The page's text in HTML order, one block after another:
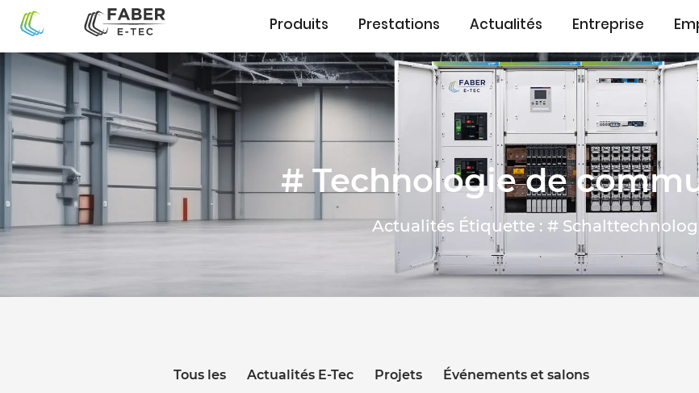
Produits Prestations Actualités Entreprise
# Technologie de
Actualités Étiquette : #
Tous les Actualités E-Tec Projets Événements et salons